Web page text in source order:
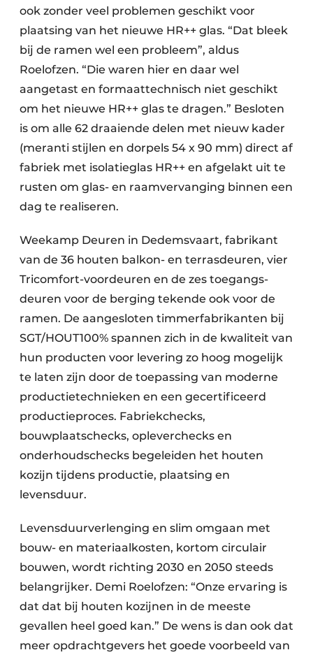
ook zonder veel problemen geschikt voor
plaatsing van het nieuwe HR++ glas. “Dat bleek
bij de ramen wel een probleem”, aldus
Roelofzen. “Die waren hier en daar wel
aangetast en formaattechnisch niet geschikt
om het nieuwe HR++ glas te dragen.” Besloten
is om alle 62 draaiende delen met nieuw kader
(meranti stijlen en dorpels 54 x 90 mm) direct af
fabriek met isolatieglas HR++ en afgelakt uit te
rusten om glas- en raamvervanging binnen een
dag te realiseren.
Weekamp Deuren in Dedemsvaart, fabrikant
van de 36 houten balkon- en terrasdeuren, vier
Tricomfort-voordeuren en de zes toegangs-
deuren voor de berging tekende ook voor de
ramen. De aangesloten timmerfabrikanten bij
SGT/HOUT100% spannen zich in de kwaliteit van
hun producten voor levering zo hoog mogelijk
te laten zijn door de toepassing van moderne
productietechnieken en een gecertificeerd
productieproces. Fabriekchecks,
bouwplaatschecks, opleverchecks en
onderhoudschecks begeleiden het houten
kozijn tijdens productie, plaatsing en
levensduur.
Levensduurverlenging en slim omgaan met
bouw- en materiaalkosten, kortom circulair
bouwen, wordt richting 2030 en 2050 steeds
belangrijker. Demi Roelofzen: “Onze ervaring is
dat dat bij houten kozijnen in de meeste
gevallen heel goed kan.” De wens is dan ook dat
meer opdrachtgevers het goede voorbeeld van